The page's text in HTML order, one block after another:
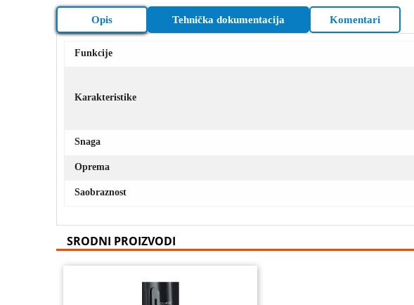
Opis Tehnička dokumentacija Komentari
Funkcije
Karakteristike
Snaga
Oprema
Saobraznost
SRODNI PROIZVODI